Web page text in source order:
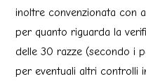
inoltre convenzionata con
per quanto riguarda la
delle 30 razze (secondo i
per eventuali altri controlli